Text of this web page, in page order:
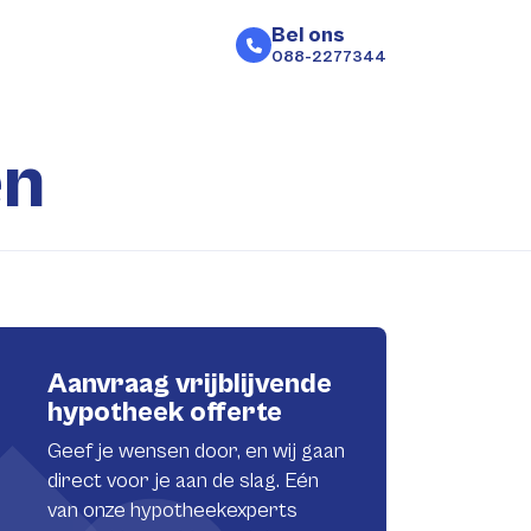
Bel ons
088-2277344
Aanvraag vrijblijvende
hypotheek offerte
Geef je wensen door, en wij gaan
direct voor je aan de slag. Eén
van onze hypotheekexperts